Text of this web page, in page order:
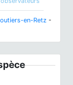
en-Retz -